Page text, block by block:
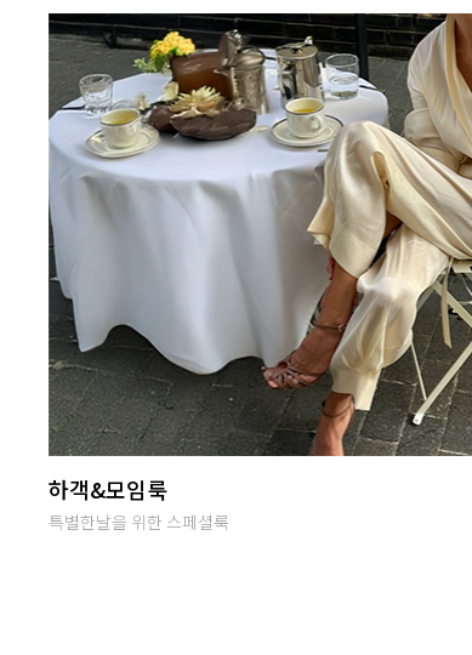
난닝구 라이브방송
단골맺고 득템하세요